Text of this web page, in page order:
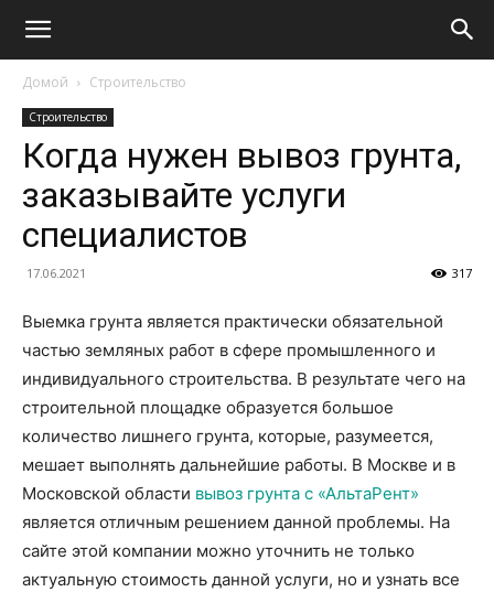
Домой Строительство
Строительство
Когда нужен вывоз грунта,
заказывайте услуги
специалистов
17.06.2021 317
Выемка грунта является практически обязательной
частью земляных работ в сфере промышленного и
индивидуального строительства. В результате чего на
строительной площадке образуется большое
количество лишнего грунта, которые, разумеется,
мешает выполнять дальнейшие работы. В Москве и в
Московской области вывоз грунта с «АльтаРент»
является отличным решением данной проблемы. На
сайте этой компании можно уточнить не только
актуальную стоимость данной услуги, но и узнать все